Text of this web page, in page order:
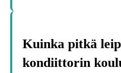
Kuinka pitkä
kondiittorin